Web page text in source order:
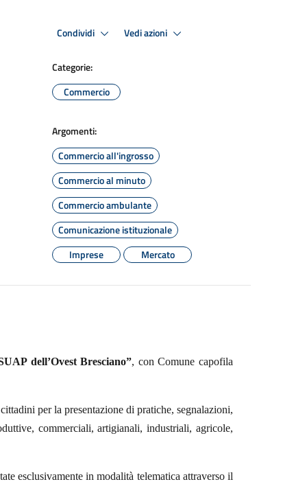
Condividi Vedi azioni
Categorie:
Commercio
Argomenti:
Commercio all'ingrosso
Commercio al minuto
Commercio ambulante
Comunicazione istituzionale
Imprese
Mercato
dell’Ovest Bresciano”, con Comune capofila
per la presentazione di pratiche, segnalazioni,
commerciali, artigianali, industriali, agricole,
esclusivamente in modalità telematica attraverso il